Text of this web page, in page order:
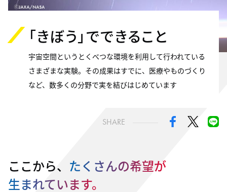
「きぼう」でできること
宇宙空間というとくべつな環境を利用して行われている
さまざまな実験。その成果はすでに、医療やものづくり
など、数多くの分野で実を結びはじめています
SHARE
ここから、 たくさんの希望が
生まれています。